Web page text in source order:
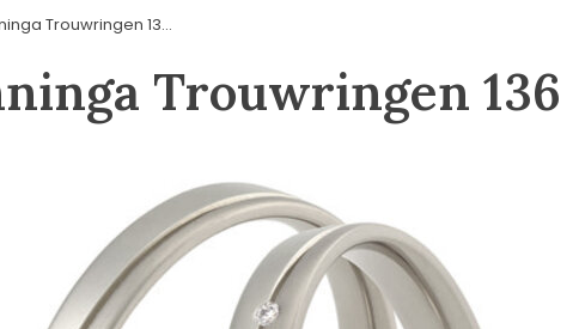
Trouwringen 13...
Trouwringen 136